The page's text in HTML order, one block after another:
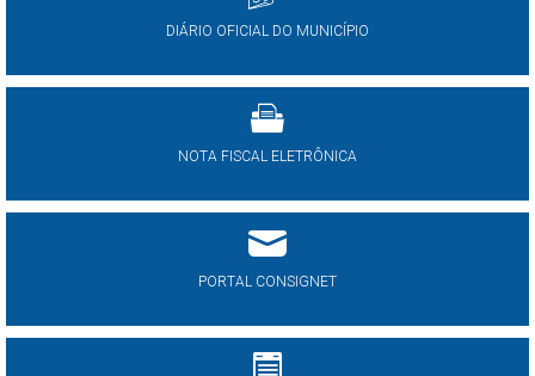
DIÁRIO OFICIAL DO MUNICÍPIO
NOTA FISCAL ELETRÔNICA
PORTAL CONSIGNET